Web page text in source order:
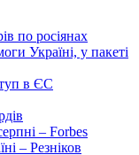
по росіянах
Україні, у пакеті
в ЄС
– Forbes
– Резніков